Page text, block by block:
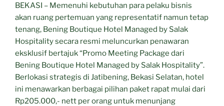
BEKASI – Memenuhi kebutuhan para pelaku bisnis
akan ruang pertemuan yang representatif namun tetap
tenang, Bening Boutique Hotel Managed by Salak
Hospitality secara resmi meluncurkan penawaran
eksklusif bertajuk “Promo Meeting Package dari
Bening Boutique Hotel Managed by Salak Hospitality”.
Berlokasi strategis di Jatibening, Bekasi Selatan, hotel
ini menawarkan berbagai pilihan paket rapat mulai dari
Rp205.000,- nett per orang untuk menunjang